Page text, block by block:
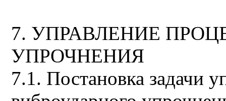
7. УПРАВЛЕНИЕ
УПРОЧНЕНИЯ
7.1. Постановка задачи